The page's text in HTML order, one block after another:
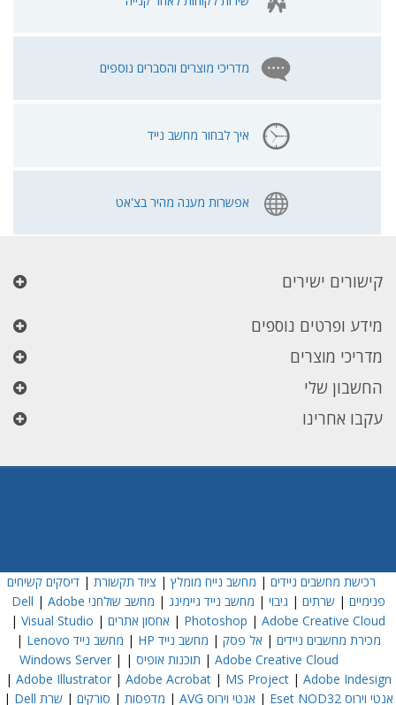
מדריכי מוצרים והסברים נוספים
איך לבחור מחשב נייד
אפשרות מענה מהיר בצ'אט
קישורים ישירים
מידע ופרטים נוספים
מדריכי מוצרים
החשבון שלי
עקבו אחרינו
רכישת מחשבים ניידים | מחשב נייח מומלץ | ציוד תקשורת |דיסקים קשיחים
פנימיים | שרתים | גיבוי | מחשב נייד גיימינג | מחשב שולחני Dell | Adobe
Photoshop | Adobe Creative Cloud
| אחסון אתרים |
Visual Studio
|
מכירת מחשבים ניידים | אל פסק | מחשב נייד HP | מחשב נייד Lenovo
|
Adobe Creative Cloud
| תוכנות אופיס |
Windows Server|
Adobe Illustrator| Adobe Acrobat| MS Project| Adobe Indesign
|
אנטי וירוס Eset NOD32
| אנטי וירוס AVG | מדפסות | סורקים | שרת Dell |